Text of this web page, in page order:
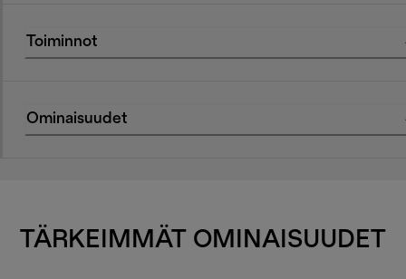
Toiminnot
Ominaisuudet
TÄRKEIMMÄT OMINAISUUDET